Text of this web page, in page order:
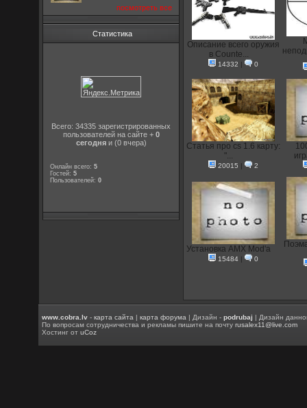
посмотреть все
Статистика
Всего: 34335 зарегистрированных
пользователей на сайте + 0
сегодняи (0 вчера)
Онлайн всего:5
Гостей:5
Пользователей:0
Описание всего оружия
в Counte...
14332 | 0
Статья про cs 1.6 карту:
"...
20015 | 2
Установка AMX Mod'a
15484| 0
www.cobra.lv -карта сайта |карта форума | Дизайн -podrubaj | Дизайн
По вопросам сотрудничества и рекламы пишите на почтуrusalex11@live.com
Хостинг отuCoz